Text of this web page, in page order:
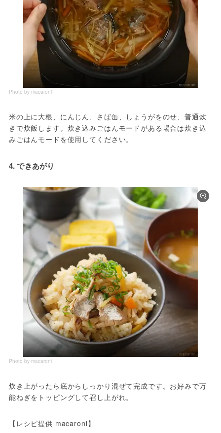
Photo by macaroni
米の上に大根、にんじん、さば缶、しょうがをのせ、普通炊
きで炊飯します。炊き込みごはんモードがある場合は炊き込
みごはんモードを使用してください。
4. できあがり
Photo by macaroni
炊き上がったら底からしっかり混ぜて完成です。お好みで万
能ねぎをトッピングして召し上がれ。
【レシピ提供 macaroni】